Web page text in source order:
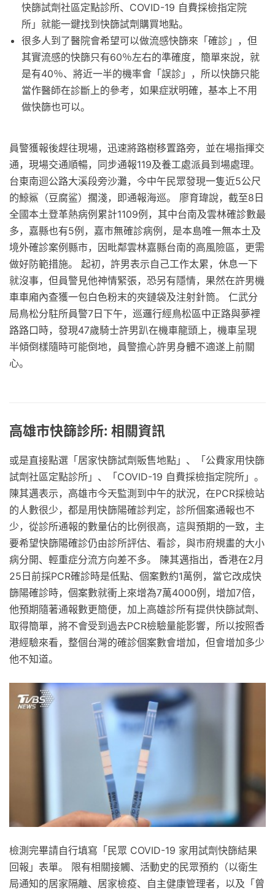
快篩試劑社區定點診所、COVID-19 自費採檢指定院
所」就能一鍵找到快篩試劑購買地點。
很多人到了醫院會希望可以做流感快篩來「確診」，但
其實流感的快篩只有60％左右的準確度，簡單來說，就
是有40％、將近一半的機率會「誤診」，所以快篩只能
當作醫師在診斷上的參考，如果症狀明確，基本上不用
做快篩也可以。
員警獲報後趕往現場，迅速將路樹移置路旁，並在場指揮交
通，現場交通順暢，同步通報119及養工處派員到場處理。
台東南迴公路大溪段旁沙灘，今中午民眾發現一隻近5公尺
的鯨鯊（豆腐鲨）擱淺，即通報海巡。 廖育瑋說，截至8日
全國本土登革熱病例累計1109例，其中台南及雲林確診數最
多，嘉縣也有5例，嘉市無確診病例，是本島唯一無本土及
境外確診案例縣市，因毗鄰雲林嘉縣台南的高風險區，更需
做好防範措施。 起初，許男表示自己工作太累，休息一下
就沒事，但員警見他神情緊張，恐另有隱情，果然在許男機
車車廂內查獲一包白色粉末的夾鏈袋及注射針筒。 仁武分
局鳥松分駐所員警7日下午，巡邏行經鳥松區中正路與夢裡
路路口時，發現47歲騎士許男趴在機車龍頭上，機車呈現
半傾倒樣隨時可能倒地，員警擔心許男身體不適遂上前關
心。
高雄市快篩診所: 相關資訊
或是直接點選「居家快篩試劑販售地點」、「公費家用快篩
試劑社區定點診所」、「COVID-19 自費採檢指定院所」。
陳其邁表示，高雄市今天監測到中午的狀況，在PCR採檢站
的人數很少，都是用快篩陽確診判定，診所個案通報也不
少，從診所通報的數量佔的比例很高，這與預期的一致，主
要希望快篩陽確診仍由診所評估、看診，與市府規畫的大小
病分開、輕重症分流方向差不多。 陳其邁指出，香港在2月
25日前採PCR確診時是低點、個案數約1萬例，當它改成快
篩陽確診時，個案數就衝上來增為7萬4000例，增加7倍，
他預期隨著通報數更簡便，加上高雄診所有提供快篩試劑、
取得簡單，將不會受到過去PCR檢驗量能影響，所以按照香
港經驗來看，整個台灣的確診個案數會增加，但會增加多少
他不知道。
檢測完畢請自行填寫「民眾 COVID-19 家用試劑快篩結果
回報」表單。 限有相關接觸、活動史的民眾預約（以衛生
局通知的居家隔離、居家檢疫、自主健康管理者，以及「曾